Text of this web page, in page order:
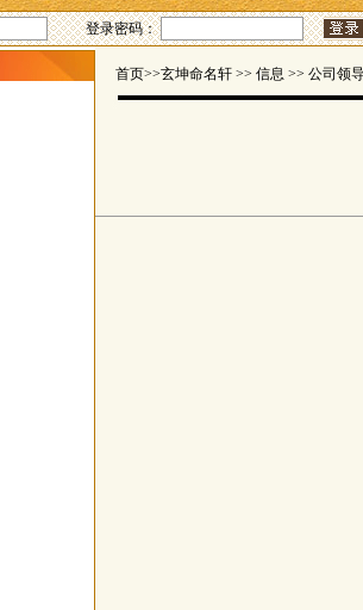
登录密码：
首页>>玄坤命名轩 >> 信息 >> 公司领